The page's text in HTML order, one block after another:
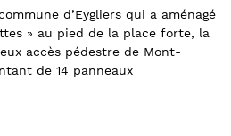
d’Eygliers qui a aménagé
» au pied de la place forte, la
accès pédestre de Mont-
de 14 panneaux